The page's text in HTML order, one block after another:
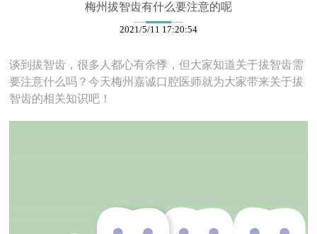
梅州拔智齿有什么要注意的呢
2021/5/11 17:20:54
谈到拔智齿，很多人都心有余悸，但大家知道关于拔智齿需
要注意什么吗？今天梅州嘉诚口腔医师就为大家带来关于拔
智齿的相关知识吧！